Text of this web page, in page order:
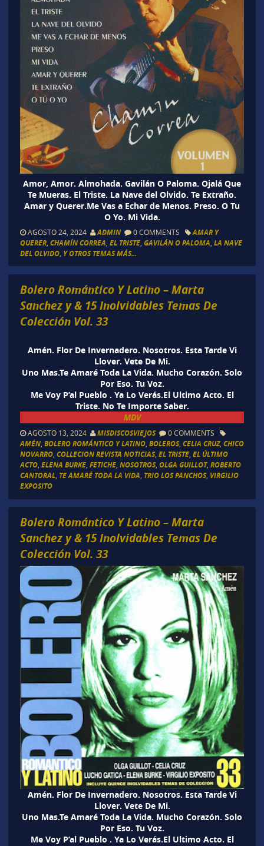
Amor, Amor. Almohada. Gavilán O Paloma. Ojalá Que
Te Mueras. El Triste. La Nave del Olvido. Te Extraño.
Amar y Querer.Me Vas a Echar de Menos. Preso. O Tu
O Yo. Mi Vida.
AGOSTO 24, 2024 ADMIN 0 COMMENTS
AMAR Y
QUERER, CHAMÍN CORREA EL TRISTE, GAVILÁN O PALOMA LA NAVE
DEL OLVIDO, Y OTROS TEMAS MÁS...
Bolero Romántico Y Latino – Marta
Sanchez y & 15 Inolvidables Temas De
Colección Vol. 33
Amén. Flor De Invernadero. Nosotros. Esta Tarde Vi
Llover. Vete De Mi.
Uno Mas.Te Amaré Toda La Vida. Mucho Corazón. Solo
Por Eso. Tu Voz.
Me Voy P’al Pueblo . Ya Lo Verás.El Ultimo Acto. El
Triste. No Te Importe Saber.
MDV
AGOSTO 13, 2024 MISDISCOSVIEJOS 0 COMMENTS
AMÉN, BOLERO ROMÁNTICO Y LATINO, BOLEROS, CELIA CRUZ, CHICO
NOVARRO, COLLECION REVISTA NOTICIAS, EL TRISTE, EL ÚLTIMO
ACTO, ELENA BURKE, FETICHE, NOSOTROS, OLGA GUILLOT, ROBERTO
CANTORAL, TE AMARÉ TODA LA VIDA TRIO LOS PANCHOS, VIRGILIO
EXPOSITO
Bolero Romántico Y Latino – Marta
Sanchez y & 15 Inolvidables Temas De
Colección Vol. 33
Amén. Flor De Invernadero. Nosotros. Esta Tarde Vi
Llover. Vete De Mi.
Uno Mas.Te Amaré Toda La Vida. Mucho Corazón. Solo
Por Eso. Tu Voz.
Me Voy P’al Pueblo . Ya Lo Verás.El Ultimo Acto. El